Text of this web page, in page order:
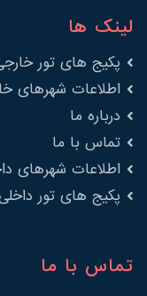
لینک ها
پکیج های تور خارجی
اطلاعات شهرهای
درباره ما
تماس با ما
اطلاعات شهرهای
پکیج های تور داخلی
تماس با ما